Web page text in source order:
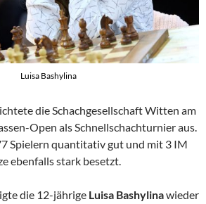
Luisa Bashylina
die Schachgesellschaft Witten am
Open als Schnellschachturnier aus.
Spielern quantitativ gut und mit 3 IM
ebenfalls stark besetzt.
die 12-jährige Luisa Bashylinawieder